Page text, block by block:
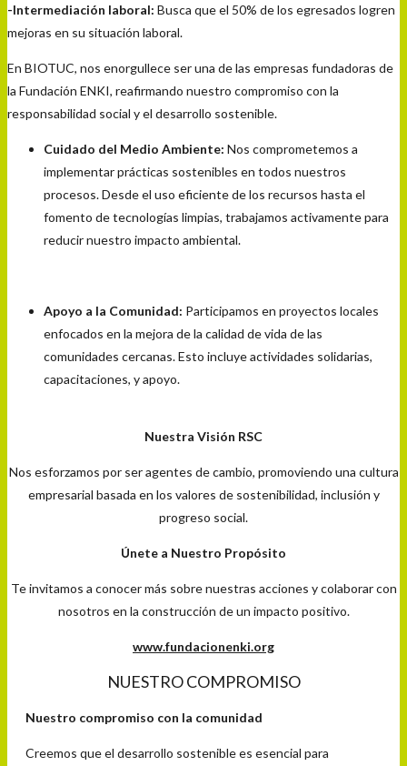
-Intermediación laboral: Busca que el 50% de los egresados logren
mejoras en su situación laboral.
En BIOTUC, nos enorgullece ser una de las empresas fundadoras de
la Fundación ENKI, reafirmando nuestro compromiso con la
responsabilidad social y el desarrollo sostenible.
Cuidado del Medio Ambiente: Nos comprometemos a
implementar prácticas sostenibles en todos nuestros
procesos. Desde el uso eficiente de los recursos hasta el
fomento de tecnologías limpias, trabajamos activamente para
reducir nuestro impacto ambiental.
Apoyo a la Comunidad: Participamos en proyectos locales
enfocados en la mejora de la calidad de vida de las
comunidades cercanas. Esto incluye actividades solidarias,
capacitaciones, y apoyo.
Nuestra Visión RSC
Nos esforzamos por ser agentes de cambio, promoviendo una cultura
empresarial basada en los valores de sostenibilidad, inclusión y
progreso social.
Únete a Nuestro Propósito
Te invitamos a conocer más sobre nuestras acciones y colaborar con
nosotros en la construcción de un impacto positivo.
www.fundacionenki.org
NUESTRO COMPROMISO
Nuestro compromiso con la comunidad
Creemos que el desarrollo sostenible es esencial para